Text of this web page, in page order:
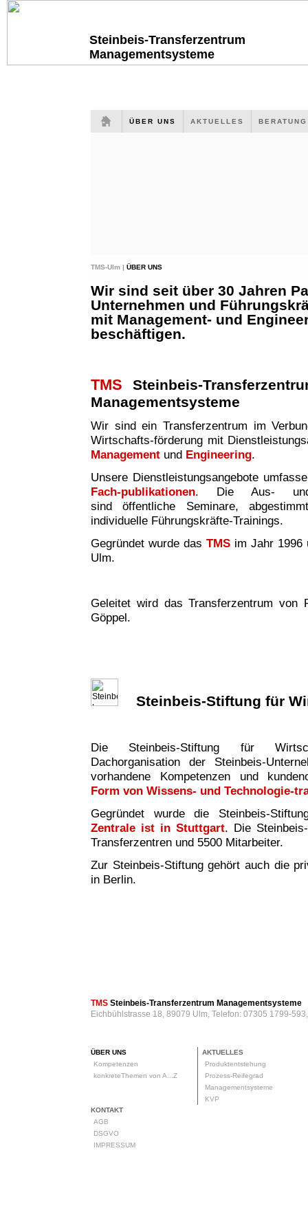
Steinbeis-Transferzentrum
Managementsysteme
ÜBER UNS AKTUELLES
TMS-Ulm | ÜBER UNS
Wir sind seit über 30 Jahren
Unternehmen und
mit Management- und
beschäftigen.
TMS
Steinbeis-
Managementsysteme
Wir sind ein Transferzentrum im
Wirtschafts-förderung mit
Management und Engineering.
Unsere Dienstleistungsangebote
Fach-publikationen. Die Aus- und
sindöffentliche Seminare,
individuelle Führungskräfte-Trainings.
Gegründet wurde das TMS im Jahr
Ulm.
Geleitet wird das Transferzentrum von
Göppel.
Steinbeis-Stiftung für
Die Steinbeis-Stiftung für
Dachorganisation der Steinbeis-
vorhandene Kompetenzen und
Form von Wissens- und Technologie-
Gegründet wurde die Steinbeis-
Zentrale ist in Stuttgart. Die
Transferzentren und 5500 Mitarbeiter.
Zur Steinbeis-Stiftung gehört auch die
in Berlin.
TMS Steinbeis-Transferzentrum Managementsysteme
Eichbühlstrasse 18, 89079 Ulm, Telefon: 07305 1799-
ÜBER UNS
Kompetenzen
konkreteThemen von A...Z
AKTUELLES
Produktentstehung
Prozess-Reifegrad
Managementsysteme
KVP
KONTAKT
AGB
DSGVO
IMPRESSUM